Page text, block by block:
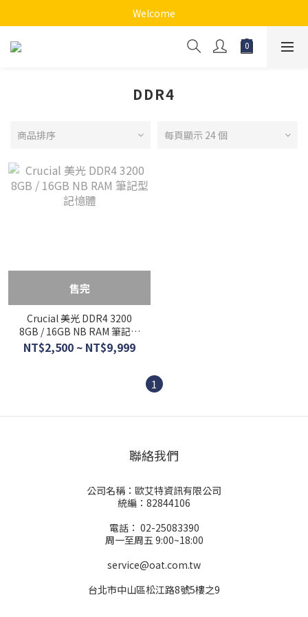
Welcome
DDR4
商品排序 每頁顯示 24 個
售完
Crucial 美光 DDR4 3200
8GB / 16GB NB RAM 筆記型
記憶體
NT$2,500 ~ NT$9,999
1
聯絡我們
公司名稱：歐艾特資訊有限公司
統編：82844106
電話： 02-25083390
周一至周五 9:00~18:00
service@oat.com.tw
台北市中山區松江路8號5樓之9